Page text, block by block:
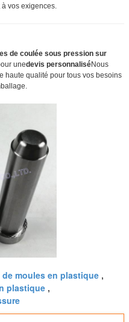
vos exigences.
de coulée sous pression sur
unedevis personnaliséNous
haute qualité pour tous vos besoins
moules en plastique ,
plastique ,